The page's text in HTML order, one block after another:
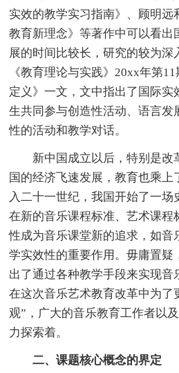
实效的教学实习指南》、顾明远
教育新理念》等著作中可以看出
展的时间比较长，研究的较为深
《教育理论与实践》20xx年第
定义》一文，文中指出了国际实
生共同参与创造性活动、语言发
性的活动和教学对话。
新中国成立以后，特别是改
国的经济飞速发展，教育也乘上
入二十一世纪，我国开始了一场
在新的音乐课程标准、艺术课程
性成为音乐课堂新的追求，如音
学实效性的重要作用。毋庸置疑
出了通过各种教学手段来实现音
在这次音乐艺术教育改革中为了
观”，广大的音乐教育工作者以
力探索着。
二、课题核心概念的界定